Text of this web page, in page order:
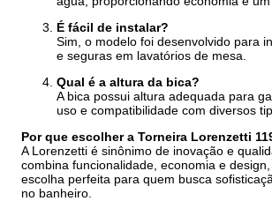
É fácil de instalar?
Sim, o modelo foi desenvolvido para
e seguras em lavatórios de mesa.
Qual é a altura da bica?
A bica possui altura adequada para
uso e compatibilidade com diversos
Por que escolher a Torneira Lorenzetti
A Lorenzetti é sinônimo de inovação e
combina funcionalidade, economia e
escolha perfeita para quem busca
no banheiro.